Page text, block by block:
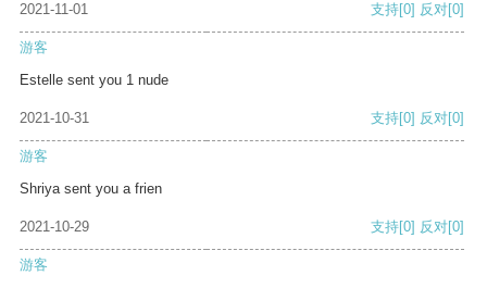
2021-11-01 支持[0] 反对[0]
游客
Estelle sent you 1 nude
2021-10-31 支持[0] 反对[0]
游客
Shriya sent you a frien
2021-10-29 支持[0] 反对[0]
游客